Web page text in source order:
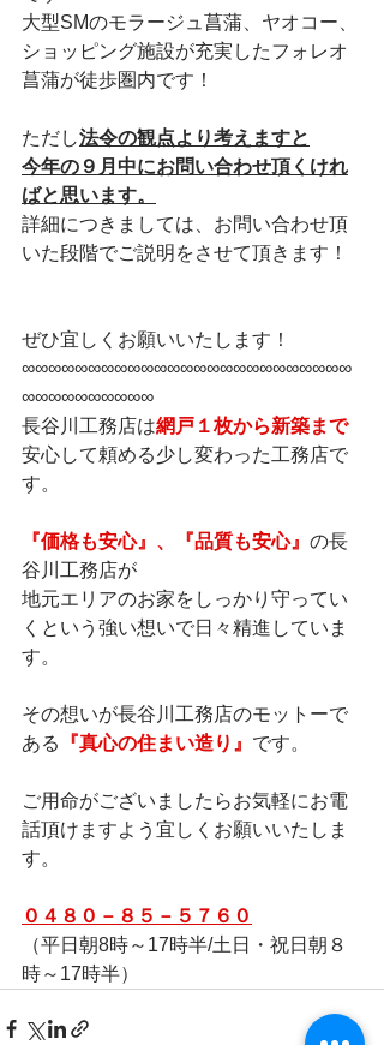
大型SMのモラージュ菖蒲、ヤオコー、
ショッピング施設が充実したフォレオ
菖蒲が徒歩圏内です！
ただし法令の観点より考えますと
今年の９月中にお問い合わせ頂くけれ
ばと思います。
詳細につきましては、お問い合わせ頂
いた段階でご説明をさせて頂きます！
ぜひ宜しくお願いいたします！
∞∞∞∞∞∞∞∞∞∞∞∞∞∞∞∞∞∞∞∞∞∞∞∞∞
∞∞∞∞∞∞∞∞∞∞
長谷川工務店は網戸１枚から新築まで
安心して頼める少し変わった工務店で
す。
『価格も安心』、『品質も安心』 の長
谷川工務店が
地元エリアのお家をしっかり守ってい
くという強い想いで日々精進していま
す。
その想いが長谷川工務店のモットーで
ある
『真心の住まい造り』 です。
ご用命がございましたらお気軽にお電
話頂けますよう宜しくお願いいたしま
す。
０４８０－８５－５７６０
（平日朝8時～17時半/土日・祝日朝８
時～17時半）